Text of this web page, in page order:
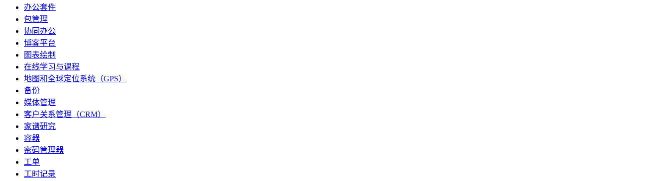
办公套件
包管理
协同办公
博客平台
图表绘制
在线学习与课程
地图和全球定位系统（GPS）
备份
媒体管理
客户关系管理（CRM）
家谱研究
容器
密码管理器
工单
工时记录